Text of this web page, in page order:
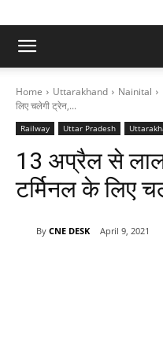
Home Uttarakhand Nainital
लिए चलेगी ट्रेन,...
Railway Uttar Pradesh
13 अप्रैल से
टर्मिनल के लिए
By CNE DESK April 9, 2021